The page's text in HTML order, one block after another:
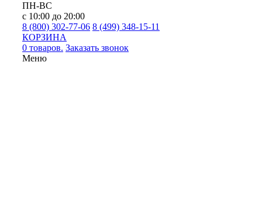
ПН-ВС
с 10:00 до 20:00
8 (800) 302-77-06 8 (499) 348-15-11
КОРЗИНА
0 товаров. Заказать звонок
Меню